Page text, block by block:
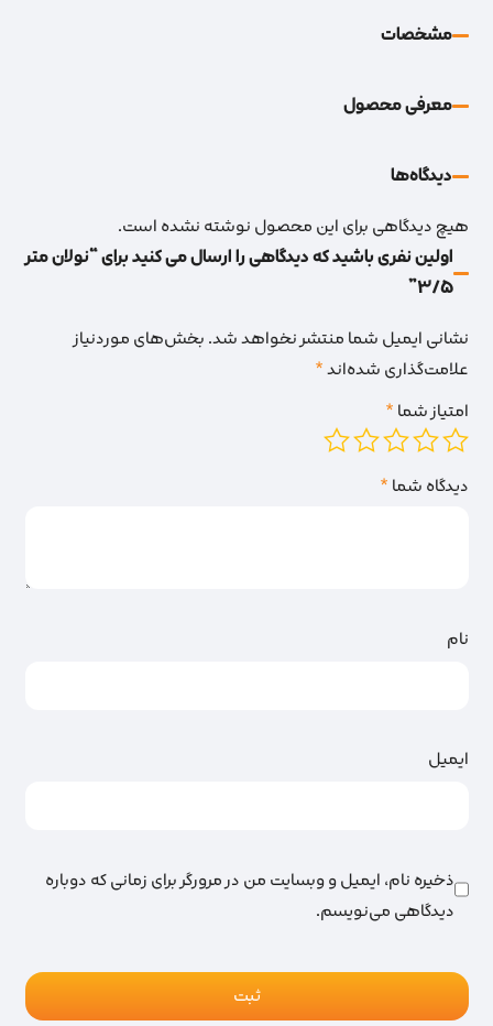
مشخصات
معرفی محصول
دیدگاه‌‌ها
هیچ دیدگاهی برای این محصول نوشته نشده است.
اولین نفری باشید که دیدگاهی را ارسال می کنید برای “نولان متر
3/5”
نشانی ایمیل شما منتشر نخواهد شد.بخش‌های موردنیاز
علامت‌گذاری شده‌اند*
امتیاز شما*
دیدگاه شما*
نام
ایمیل
ذخیره نام، ایمیل و وبسایت من در مرورگر برای زمانی که دوباره
دیدگاهی می‌نویسم.